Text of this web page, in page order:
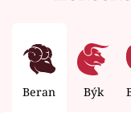
Beran Býk